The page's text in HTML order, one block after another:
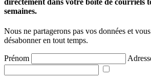
directement dans votre boîte de courriels
semaines.
Nous ne partagerons pas vos données et
désabonner en tout temps.
Prénom